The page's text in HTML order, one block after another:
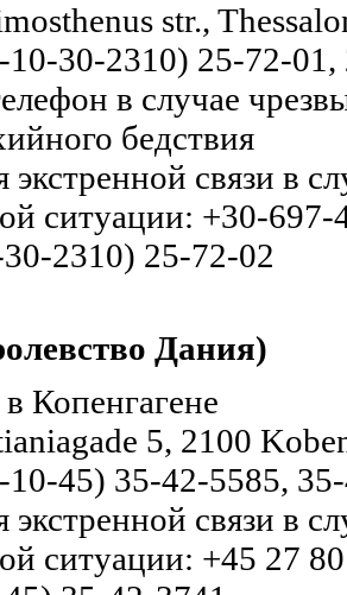
str.,
30-2310) 25-72-
в случае
бедствия
связи в
ситуации: +30-697-
2310) 25-72-02
Дания)
Копенгагене
5, 2100
45) 35-42-5585,
связи в
ситуации: +45 27